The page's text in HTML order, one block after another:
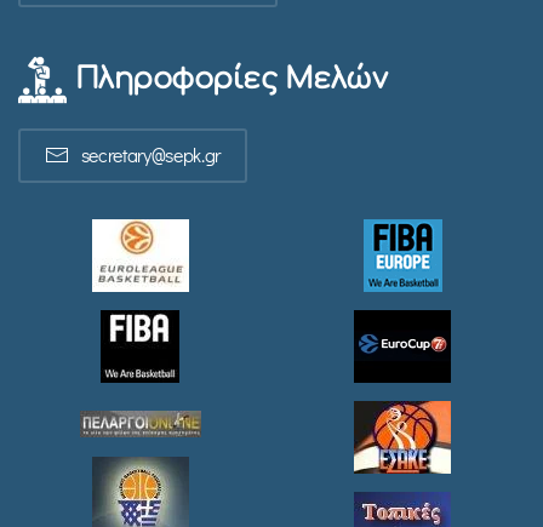
Πληροφορίες Μελών
secretary@sepk.gr